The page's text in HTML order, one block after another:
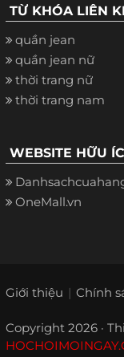
TỪ KHÓA LIÊN
quần jean
quần jean nữ
thời trang nữ
thời trang nam
WEBSITE HỮU
OneMall.vn
Giới thiệu Chính
Copyright 2026 ·